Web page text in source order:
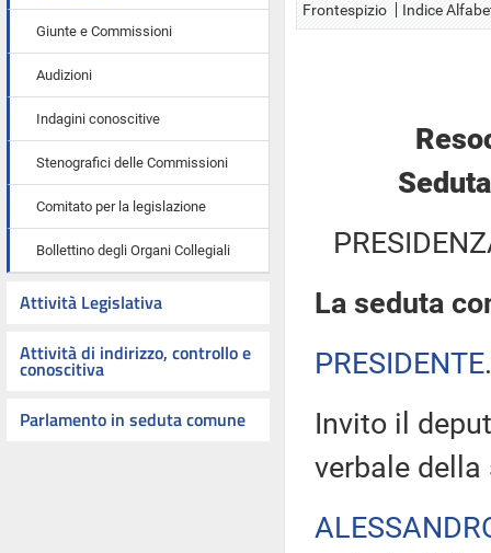
Giunte e Commissioni
Audizioni
Indagini conoscitive
Stenografici delle Commissioni
Comitato per la legislazione
Bollettino degli Organi Collegiali
Attività Legislativa
Attività di indirizzo, controllo e
conoscitiva
Parlamento in seduta comune
Frontespizio Indice
La seduta
PRESIDENTE
Invito il
verbale della